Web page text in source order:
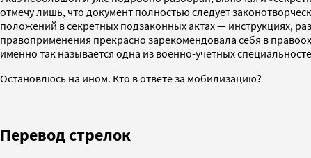
отмечу лишь, что документ полностью следует
положений в секретных подзаконных актах — инструкциях,
правоприменения прекрасно зарекомендовала себя в
именно так называется одна из военно-учетных
Остановлюсь на ином. Кто в ответе за мобилизацию?
Перевод стрелок